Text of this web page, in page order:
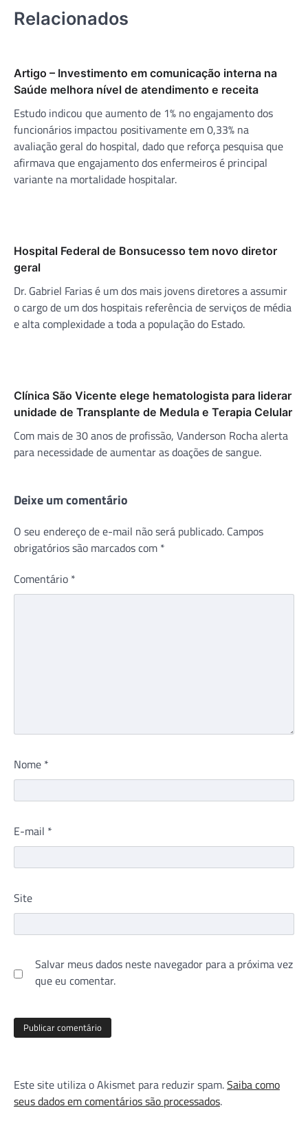
Relacionados
Artigo – Investimento em comunicação interna na
Saúde melhora nível de atendimento e receita
Estudo indicou que aumento de 1% no engajamento dos
funcionários impactou positivamente em 0,33% na
avaliação geral do hospital, dado que reforça pesquisa que
afirmava que engajamento dos enfermeiros é principal
variante na mortalidade hospitalar.
Hospital Federal de Bonsucesso tem novo diretor
geral
Dr. Gabriel Farias é um dos mais jovens diretores a assumir
o cargo de um dos hospitais referência de serviços de média
e alta complexidade a toda a população do Estado.
Clínica São Vicente elege hematologista para liderar
unidade de Transplante de Medula e Terapia Celular
Com mais de 30 anos de profissão, Vanderson Rocha alerta
para necessidade de aumentar as doações de sangue.
Deixe um comentário
O seu endereço de e-mail não será publicado. Campos
obrigatórios são marcados com *
Comentário *
Nome *
E-mail *
Site
Salvar meus dados neste navegador para a próxima vez
que eu comentar.
Este site utiliza o Akismet para reduzir spam.Saiba como
seus dados em comentários são processados.